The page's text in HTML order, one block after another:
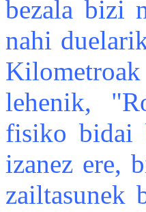
bezala bizi
nahi
lehenik,
fisiko bidai
izanez ere,
zailtasunek